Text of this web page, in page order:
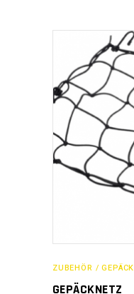
ZUBEHÖR / GEPÄCK
GEPÄCKNETZ